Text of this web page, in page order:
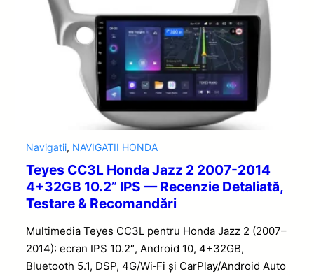
Navigatii, NAVIGATII HONDA
Teyes CC3L Honda Jazz 2 2007-2014
4+32GB 10.2” IPS — Recenzie Detaliată,
Testare & Recomandări
Multimedia Teyes CC3L pentru Honda Jazz 2 (2007–
2014): ecran IPS 10.2″, Android 10, 4+32GB,
Bluetooth 5.1, DSP, 4G/Wi‑Fi și CarPlay/Android Auto